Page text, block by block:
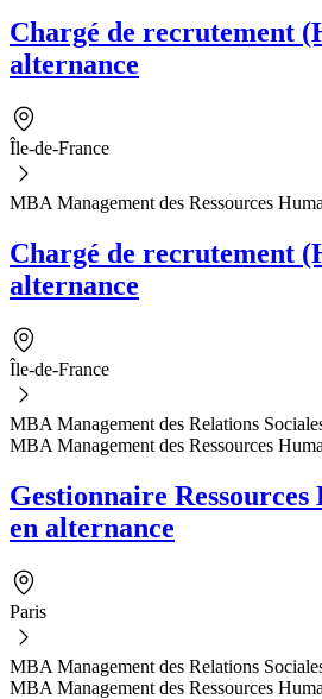
Chargé de recrutement
alternance
Île-de-France
MBA Management des Ressources
Chargé de recrutement
alternance
Île-de-France
MBA Management des Relations
MBA Management des Ressources
Gestionnaire
en alternance
Paris
MBA Management des Relations
MBA Management des Ressources